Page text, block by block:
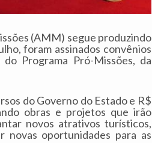
(AMM) segue produzindo
foram assinados convênios
Programa Pró-Missões, da
do Governo do Estado e R$
obras e projetos que irão
novos atrativos turísticos,
novas oportunidades para as